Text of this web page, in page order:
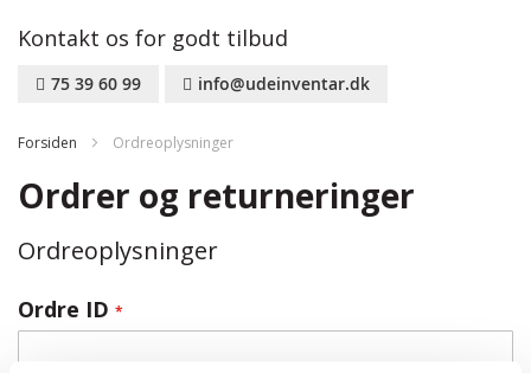
Skip
to
Content
Kontakt os for godt tilbud
75 39 60 99 info@udeinventar.dk
Forsiden Ordreoplysninger
Ordrer og returneringer
Ordreoplysninger
Ordre ID